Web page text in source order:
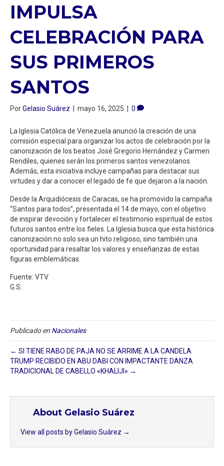
IMPULSA
CELEBRACIÓN PARA
SUS PRIMEROS
SANTOS
PorGelasio Suárez | mayo 16, 2025 | 0
La Iglesia Católica de Venezuela anunció la creación de una
comisión especial para organizar los actos de celebración por la
canonización de los beatos José Gregorio Hernández y Carmen
Rendiles, quienes serán los primeros santos venezolanos.
Además, esta iniciativa incluye campañas para destacar sus
virtudes y dar a conocer el legado de fe que dejaron a la nación.
Desde la Arquidiócesis de Caracas, se ha promovido la campaña
“Santos para todos”, presentada el 14 de mayo, con el objetivo
de inspirar devoción y fortalecer el testimonio espiritual de estos
futuros santos entre los fieles. La Iglesia busca que esta histórica
canonización no solo sea un hito religioso, sino también una
oportunidad para resaltar los valores y enseñanzas de estas
figuras emblemáticas.
Fuente: VTV
G.S.
Publicado en Nacionales
← SI TIENE RABO DE PAJA NO SE ARRIME A LA CANDELA
TRUMP RECIBIDO EN ABU DABI CON IMPACTANTE DANZA
TRADICIONAL DE CABELLO «KHALIJI» →
About Gelasio Suárez
View all posts by Gelasio Suárez →